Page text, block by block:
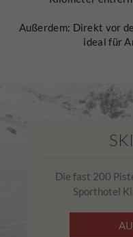
Außerdem: Direkt vor
ideal für
Die fast 200
Sporthotel
Laufzeit 30 Tage
Arten
über die
die uns